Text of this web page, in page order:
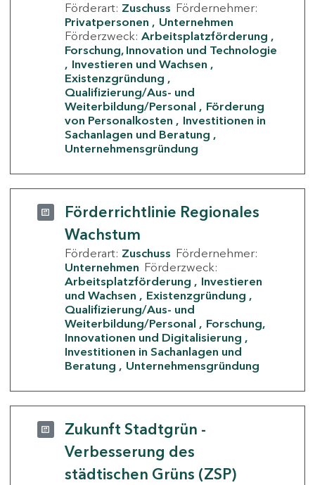
Förderart: Zuschuss Fördernehmer:
Privatpersonen
Unternehmen
Förderzweck: Arbeitsplatzförderung
Forschung, Innovation und Technologie
Investieren und Wachsen
Existenzgründung
Qualifizierung/Aus- und
Weiterbildung/Personal
Förderung
von Personalkosten
Investitionen in
Sachanlagen und Beratung
Unternehmensgründung
Förderrichtlinie Regionales
Wachstum
Förderart: Zuschuss Fördernehmer:
Unternehmen Förderzweck:
Arbeitsplatzförderung
Investieren
und Wachsen
Existenzgründung
Qualifizierung/Aus- und
Weiterbildung/Personal
Forschung,
Innovationen und Digitalisierung
Investitionen in Sachanlagen und
Beratung
Unternehmensgründung
Zukunft Stadtgrün -
Verbesserung des
städtischen Grüns (ZSP)